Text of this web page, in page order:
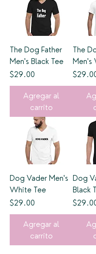
The Dog Father
Men's Black Tee
Precio
$29.00
Agregar al
carrito
The
Men's
Precio
Dog Vader Men's
White Tee
Precio
$29.00
Agregar al
carrito
Dog
Black
Precio